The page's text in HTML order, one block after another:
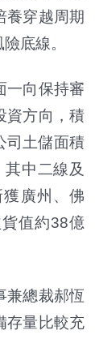
養穿越周期
底線。
一向保持審
資方向，積
司土儲面積
中二線及
廣州、佛
值約38億
兼總裁郝恆
存量比較充